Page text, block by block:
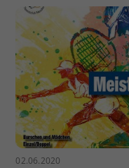
02.06.2020